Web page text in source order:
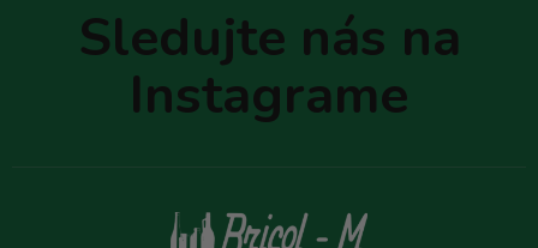
Sledujte nás na
Instagrame